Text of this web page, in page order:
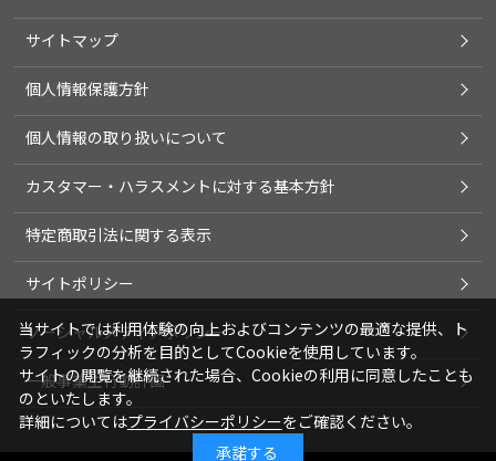
サイトマップ
個人情報保護方針
個人情報の取り扱いについて
カスタマー・ハラスメントに対する基本方針
特定商取引法に関する表示
サイトポリシー
ソーシャルメディアポリシー
一般事業主行動計画
当サイトでは利用体験の向上およびコンテンツの最適な提供、ト
ラフィックの分析を目的としてCookieを使用しています。
サイトの閲覧を継続された場合、Cookieの利用に同意したことも
のといたします。
詳細についてはプライバシーポリシーをご確認ください。
承諾する